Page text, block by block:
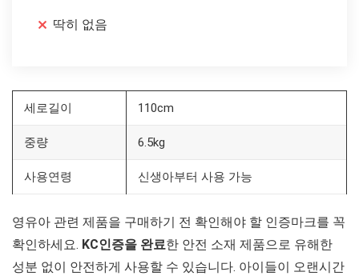
딱히 없음
세로길이 110cm
중량 6.5kg
사용연령 신생아부터 사용 가능
영유아 관련 제품을 구매하기 전 확인해야 할 인증마크를 꼭
확인하세요. KC인증을 완료한 안전 소재 제품으로 유해한
성분 없이 안전하게 사용할 수 있습니다. 아이들이 오랜시간